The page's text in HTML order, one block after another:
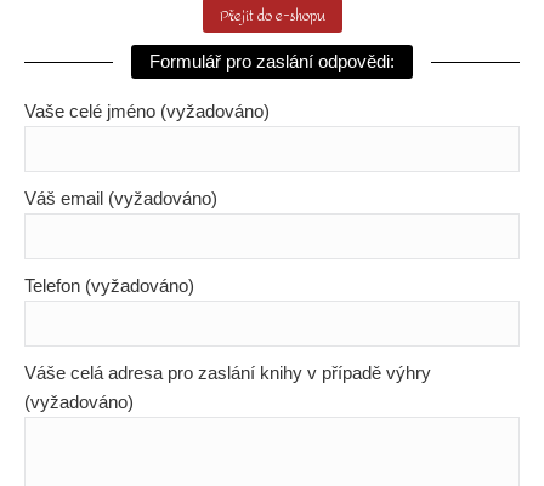
Přejít do e-shopu
Formulář pro zaslání odpovědi:
Vaše celé jméno (vyžadováno)
Váš email (vyžadováno)
Telefon (vyžadováno)
Váše celá adresa pro zaslání knihy v případě výhry
(vyžadováno)